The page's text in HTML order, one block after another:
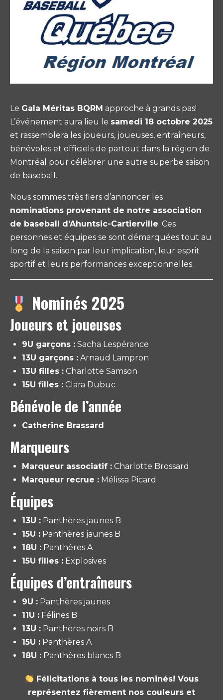
Le Gala Méritas BQRM approche à grands pas!
L’événement aura lieu le samedi 18 octobre 2025
et rassemblera les joueurs, joueuses, entraîneurs,
bénévoles et officiels de partout dans la région de
Montréal pour célébrer une autre superbe saison
de baseball.
Nous sommes très fiers d’annoncer les
nominations provenant de notre association
de baseball d’Ahuntsic-Cartierville. Ces
personnes et équipes se sont démarquées tout au
long de la saison par leur implication, leur esprit
sportif et leurs performances exceptionnelles.
Nominés 2025
Joueurs et joueuses
9U garçons : Sacha Lespérance
13U garçons : Arnaud Lampron
13U filles : Charlotte Samson
15U filles : Clara Dubuc
Bénévole de l’année
Catherine Brassard
Marqueurs
Marqueur associatif : Charlotte Brossard
Marqueur recrue : Mélissa Picard
Équipes
13U : Panthères jaunes B
15U : Panthères jaunes B
18U : Panthères A
15U filles : Explosives
Équipes d’entraîneurs
9U : Panthères jaunes
11U : Félines B
13U : Panthères noirs B
15U : Panthères A
18U : Panthères blancs B
Félicitations à tous les nominés! Vous
représentez fièrement nos couleurs et